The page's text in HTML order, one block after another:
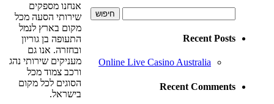
Recent Posts
Online Live Casino Australia
Recent Comments
אנחנו מספקים
שירותי הסעה מכל
מקום בארץ לנמל
התעופה בן גוריון
ובחזרה. אנו גם
מעניקים שירותי נהג
ורכב צמוד מכל
הסוגים לכל מקום
בישראל.